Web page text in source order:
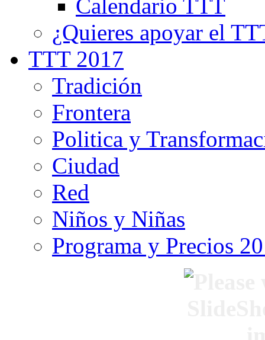
Calendario TTT
¿Quieres apoyar el
TTT 2017
Tradición
Frontera
Politica y
Ciudad
Red
Niños y Niñas
Programa y Precios